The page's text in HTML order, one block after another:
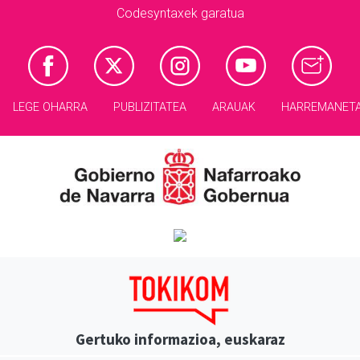
Codesyntaxek garatua
LEGE OHARRA PUBLIZITATEA ARAUAK
Gertuko informazioa, euskaraz